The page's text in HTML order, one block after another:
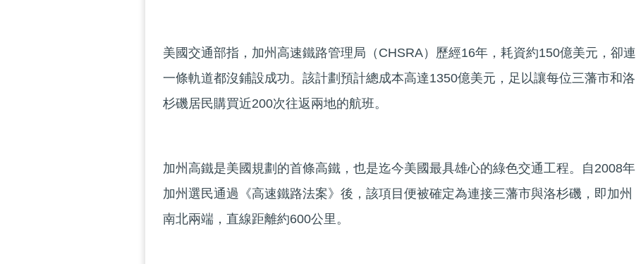
美國交通部指，加州高速鐵路管理局（CHSRA）歷經16年，耗資約150億美元，卻連
一條軌道都沒鋪設成功。該計劃預計總成本高達1350億美元，足以讓每位三藩市和洛
杉磯居民購買近200次往返兩地的航班。
加州高鐵是美國規劃的首條高鐵，也是迄今美國最具雄心的綠色交通工程。自2008年
加州選民通過《高速鐵路法案》後，該項目便被確定為連接三藩市與洛杉磯，即加州
南北兩端，直線距離約600公里。